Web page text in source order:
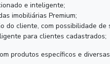
e inteligente;
imobiliárias Premium;
do cliente, com possibilidade
para clientes cadastrados;
produtos específicos e